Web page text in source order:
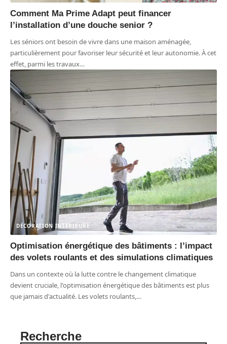
Comment Ma Prime Adapt peut financer
l’installation d’une douche senior ?
Les séniors ont besoin de vivre dans une maison aménagée,
particulièrement pour favoriser leur sécurité et leur autonomie. À cet
effet, parmi les travaux…
DÉCORATION INTERIEURE
Optimisation énergétique des bâtiments : l’impact
des volets roulants et des simulations climatiques
Dans un contexte où la lutte contre le changement climatique
devient cruciale, l'optimisation énergétique des bâtiments est plus
que jamais d'actualité. Les volets roulants,…
Recherche